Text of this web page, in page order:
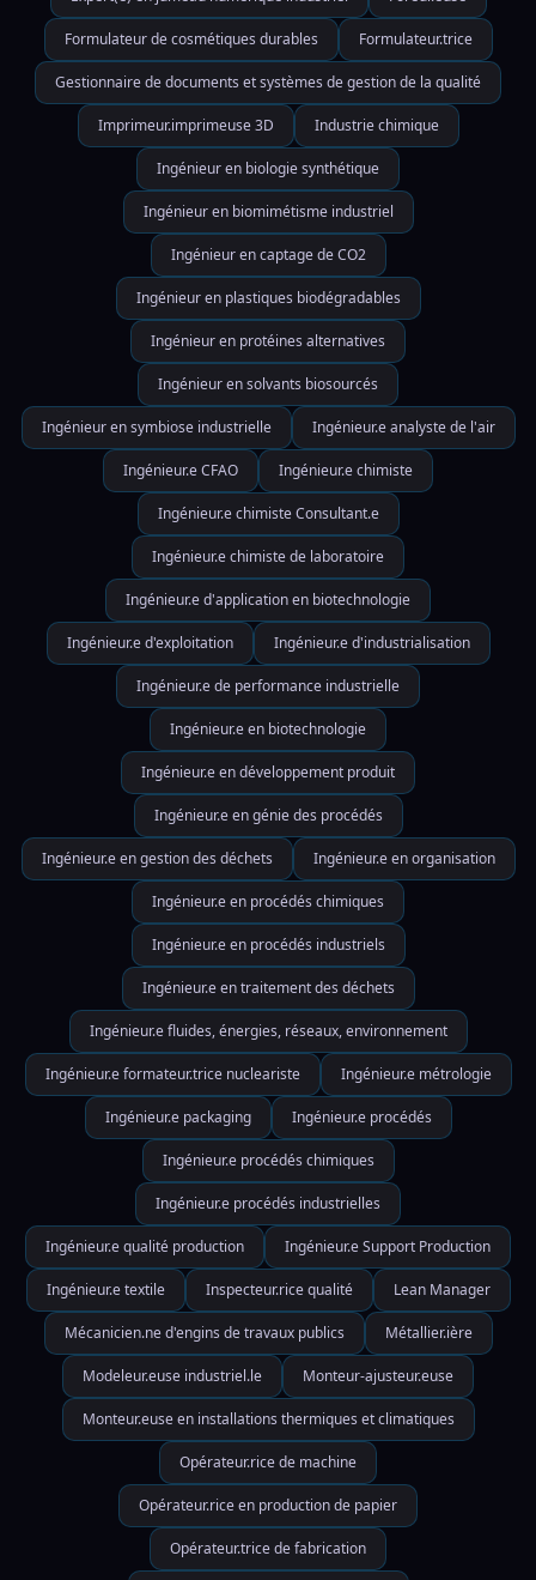
Formulateur de cosmétiques durables Formulateur.trice
Gestionnaire de documents et systèmes de gestion de la qualité
Imprimeur.imprimeuse 3D Industrie chimique
Ingénieur en biologie synthétique
Ingénieur en biomimétisme industriel
Ingénieur en captage de CO2
Ingénieur en plastiques biodégradables
Ingénieur en protéines alternatives
Ingénieur en solvants biosourcés
Ingénieur en symbiose industrielle Ingénieur.e analyste de l'air
Ingénieur.e CFAO Ingénieur.e chimiste
Ingénieur.e chimiste Consultant.e
Ingénieur.e chimiste de laboratoire
Ingénieur.e d'application en biotechnologie
Ingénieur.e d'exploitation Ingénieur.e d'industrialisation
Ingénieur.e de performance industrielle
Ingénieur.e en biotechnologie
Ingénieur.e en développement produit
Ingénieur.e en génie des procédés
Ingénieur.e en gestion des déchets Ingénieur.e en organisation
Ingénieur.e en procédés chimiques
Ingénieur.e en procédés industriels
Ingénieur.e en traitement des déchets
Ingénieur.e fluides, énergies, réseaux, environnement
Ingénieur.e formateur.trice nucleariste Ingénieur.e métrologie
Ingénieur.e packaging Ingénieur.e procédés
Ingénieur.e procédés chimiques
Ingénieur.e procédés industrielles
Ingénieur.e qualité production Ingénieur.e Support Production
Ingénieur.e textile Inspecteur.rice qualité Lean Manager
Mécanicien.ne d'engins de travaux publics Métallier.ière
Modeleur.euse industriel.le Monteur-ajusteur.euse
Monteur.euse en installations thermiques et climatiques
Opérateur.rice de machine
Opérateur.rice en production de papier
Opérateur.trice de fabrication